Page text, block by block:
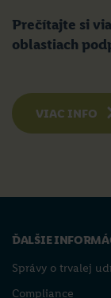
Prečítajte si
oblastiach
VIAC INFO
ĎALŠIE
Správy o trvalej
Compliance